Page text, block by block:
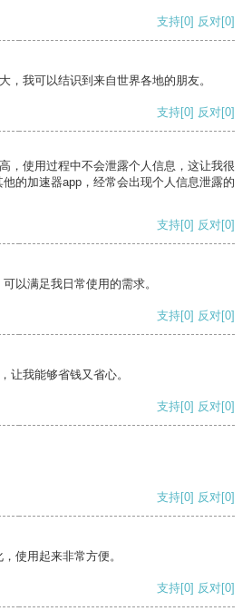
支持[0] 反对[0]
，我可以结识到来自世界各地的朋友。
支持[0] 反对[0]
，使用过程中不会泄露个人信息，这让我很
的加速器app，经常会出现个人信息泄露的
支持[0] 反对[0]
以满足我日常使用的需求。
支持[0] 反对[0]
让我能够省钱又省心。
支持[0] 反对[0]
支持[0] 反对[0]
使用起来非常方便。
支持[0] 反对[0]